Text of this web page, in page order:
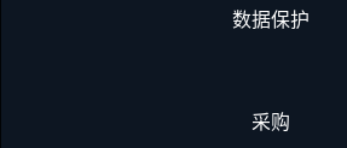
数据保护
采购